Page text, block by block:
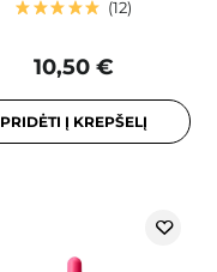
12
10,50 €
PRIDĖTI Į KREPŠELĮ